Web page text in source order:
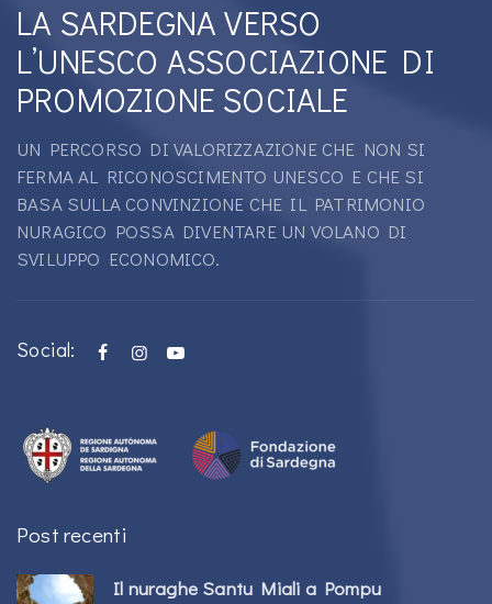
LA SARDEGNA VERSO
L’UNESCO ASSOCIAZIONE DI
PROMOZIONE SOCIALE
UN PERCORSO DI VALORIZZAZIONE CHE NON SI
FERMA AL RICONOSCIMENTO UNESCO E CHE SI
BASA SULLA CONVINZIONE CHE IL PATRIMONIO
NURAGICO POSSA DIVENTARE UN VOLANO DI
SVILUPPO ECONOMICO.
Social:
Post recenti
Il nuraghe Santu Miali a Pompu